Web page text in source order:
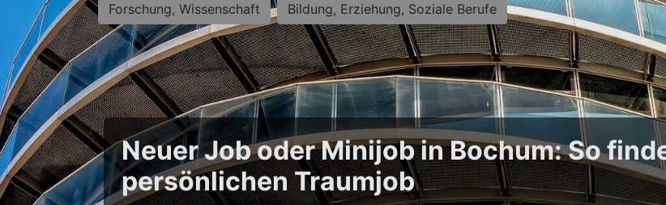
Forschung, Wissenschaft Bildung, Erziehung, Soziale Berufe
Neuer Job oder Minijob in Bochum: So
persönlichen Traumjob